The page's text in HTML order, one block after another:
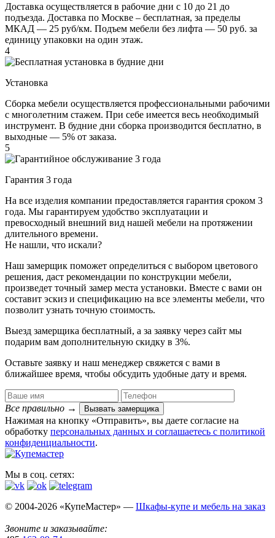
Доставка осуществляется в рабочие дни с 10 до 21 до
подъезда. Доставка по Москве – бесплатная, за пределы
МКАД — 25 руб/км. Подъем мебели без лифта — 50 руб. за
единицу упаковки на один этаж.
4
Установка
Сборка мебели осуществляется профессиональными рабочими
с многолетним стажем. При себе имеется весь необходимый
инструмент. В будние дни сборка производится бесплатно, в
выходные — 5% от заказа.
5
Гарантия 3 года
На все изделия компании предоставляется гарантия сроком 3
года. Мы гарантируем удобство эксплуатации и
превосходный внешний вид нашей мебели на протяжении
длительного времени.
Не нашли, что искали?
Наш замерщик поможет определиться с выбором цветового
решения, даст рекомендации по конструкции мебели,
произведет точный замер места установки. Вместе с вами он
составит эскиз и спецификацию на все элементы мебели, что
позволит узнать точную стоимость.
Выезд замерщика бесплатный, а за заявку через сайт мы
подарим вам дополнительную скидку в 3%.
Оставьте заявку и наш менеджер свяжется с вами в
ближайшее время, чтобы обсудить удобные дату и время.
Все правильно → Вызвать замерщика
Нажимая на кнопку «Отправить», вы даете согласие на
обработку персональных данных​ и соглашаетесь c политикой
конфиденциальности.
Мы в соц. сетях:
© 2004-2026 «КупеМастер» — Шкафы-купе и мебель на заказ
Звоните и заказывайте: